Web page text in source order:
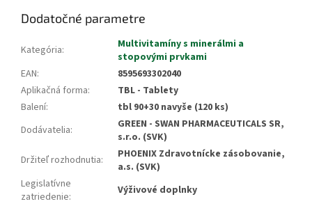
Dodatočné parametre
Kategória:
Multivitamíny s minerálmi a
stopovými prvkami
EAN:
8595693302040
Aplikačná forma:
TBL - Tablety
Balení:
tbl 90+30 navyše (120 ks)
Dodávatelia:
GREEN - SWAN PHARMACEUTICALS SR,
s.r.o. (SVK)
Držiteľ rozhodnutia:
PHOENIX Zdravotnícke zásobovanie,
a.s. (SVK)
Legislatívne
zatriedenie:
Výživové doplnky